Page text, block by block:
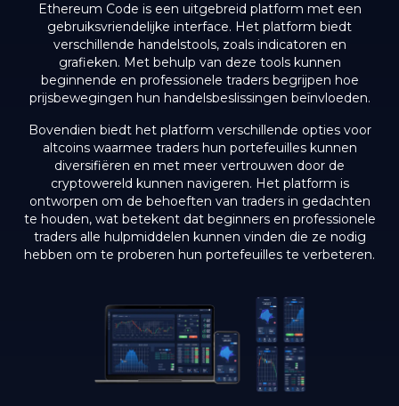
Ethereum Code is een uitgebreid platform met een
gebruiksvriendelijke interface. Het platform biedt
verschillende handelstools, zoals indicatoren en
grafieken. Met behulp van deze tools kunnen
beginnende en professionele traders begrijpen hoe
prijsbewegingen hun handelsbeslissingen beïnvloeden.
Bovendien biedt het platform verschillende opties voor
altcoins waarmee traders hun portefeuilles kunnen
diversifiëren en met meer vertrouwen door de
cryptowereld kunnen navigeren. Het platform is
ontworpen om de behoeften van traders in gedachten
te houden, wat betekent dat beginners en professionele
traders alle hulpmiddelen kunnen vinden die ze nodig
hebben om te proberen hun portefeuilles te verbeteren.